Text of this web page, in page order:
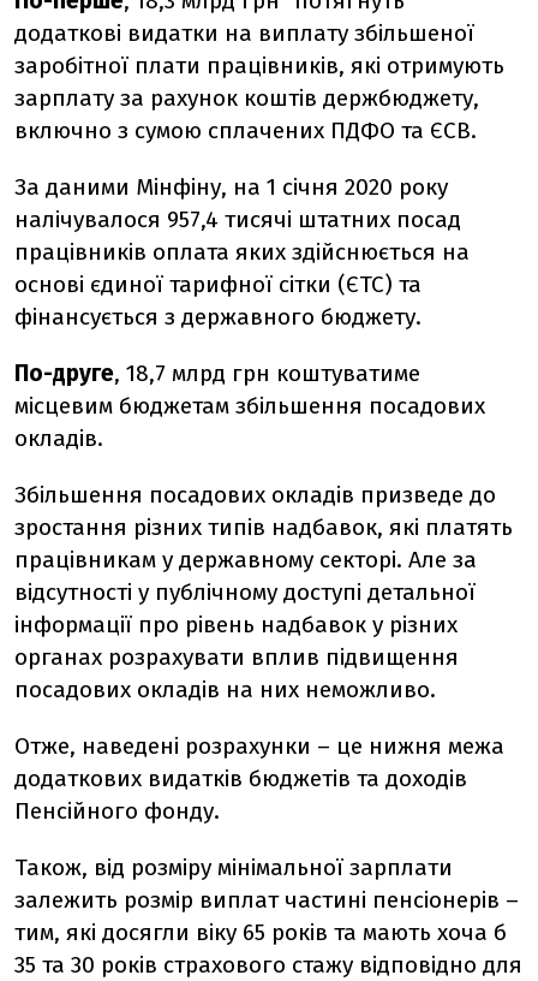
додаткові видатки на виплату збільшеної
заробітної плати працівників, які отримують
зарплату за рахунок коштів держбюджету,
включно з сумою сплачених ПДФО та ЄСВ.
За даними Мінфіну, на 1 січня 2020 року
налічувалося 957,4 тисячі штатних посад
працівників оплата яких здійснюється на
основі єдиної тарифної сітки (ЄТС) та
фінансується з державного бюджету.
По-друге, 18,7 млрд грн коштуватиме
місцевим бюджетам збільшення посадових
окладів.
Збільшення посадових окладів призведе до
зростання різних типів надбавок, які платять
працівникам у державному секторі. Але за
відсутності у публічному доступі детальної
інформації про рівень надбавок у різних
органах розрахувати вплив підвищення
посадових окладів на них неможливо.
Отже, наведені розрахунки – це нижня межа
додаткових видатків бюджетів та доходів
Пенсійного фонду.
Також, від розміру мінімальної зарплати
залежить розмір виплат частині пенсіонерів –
тим, які досягли віку 65 років та мають хоча б
35 та 30 років страхового стажу відповідно для